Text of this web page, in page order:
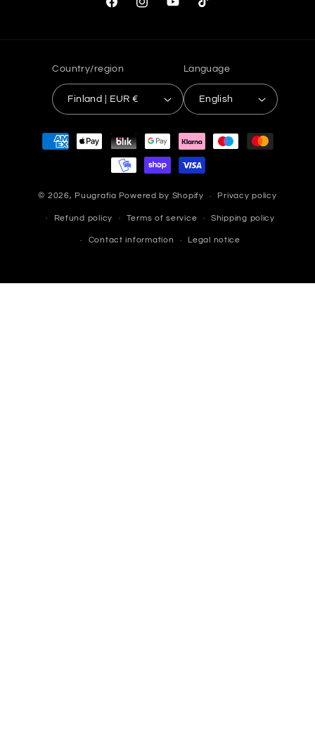
FacebookInstagramYouTubeTikTok
Country/region
Finland | EUR €
Language
English
Payment
methods
© 2026, Puugrafia Powered by Shopify Privacy policy
Refund policy Terms of service Shipping policy
Contact information Legal notice